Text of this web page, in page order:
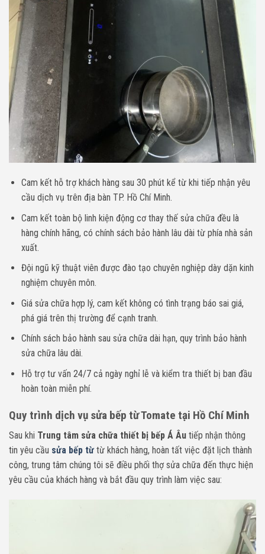
Cam kết hỗ trợ khách hàng sau 30 phút kể từ khi tiếp nhận yêu
cầu dịch vụ trên địa bàn TP. Hồ Chí Minh.
Cam kết toàn bộ linh kiện động cơ thay thế sửa chữa đều là
hàng chính hãng, có chính sách bảo hành lâu dài từ phía nhà sản
xuất.
Đội ngũ kỹ thuật viên được đào tạo chuyên nghiệp dày dặn kinh
nghiệm chuyên môn.
Giá sửa chữa hợp lý, cam kết không có tình trạng báo sai giá,
phá giá trên thị trường để cạnh tranh.
Chính sách bảo hành sau sửa chữa dài hạn, quy trình bảo hành
sửa chữa lâu dài.
Hỗ trợ tư vấn 24/7 cả ngày nghỉ lễ và kiểm tra thiết bị ban đầu
hoàn toàn miễn phí.
Quy trình dịch vụ sửa bếp từ Tomate tại Hồ Chí Minh
Sau khi Trung tâm sửa chữa thiết bị bếp Á Âu tiếp nhận thông
tin yêu cầu sửa bếp từ từ khách hàng, hoàn tất việc đặt lịch thành
công, trung tâm chúng tôi sẽ điều phối thợ sửa chữa đến thực hiện
yêu cầu của khách hàng và bắt đầu quy trình làm việc sau: